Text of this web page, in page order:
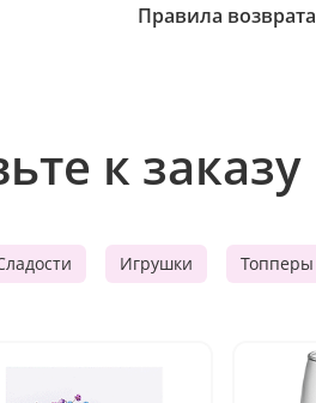
Правила возврата
к заказу
Игрушки Топперы